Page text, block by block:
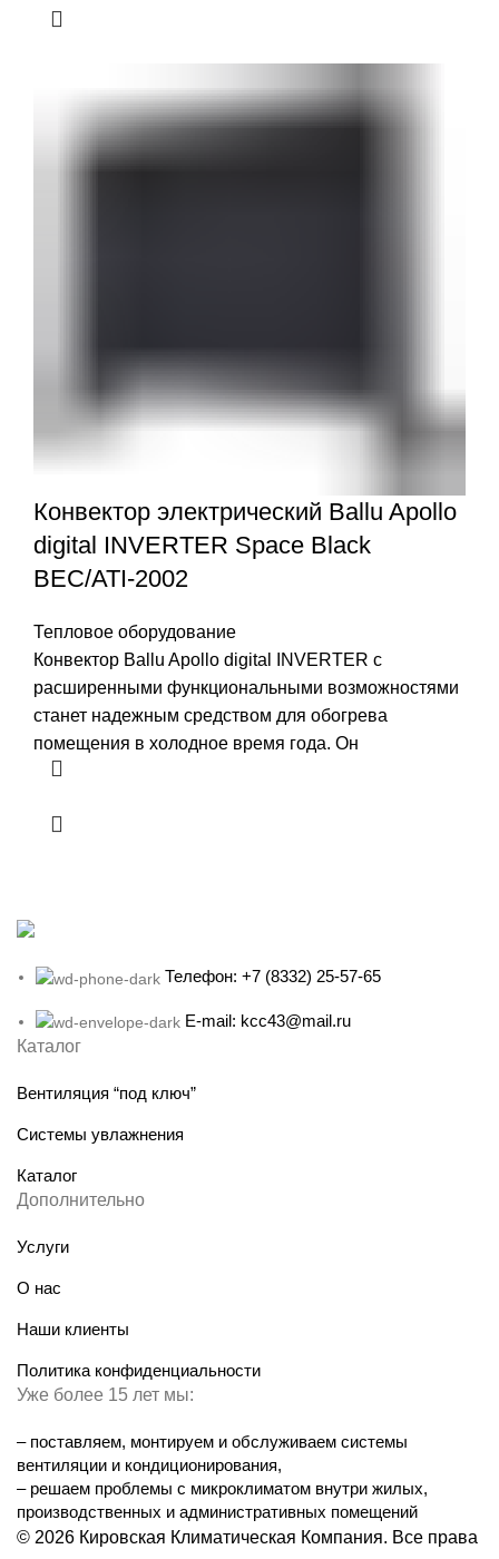
Конвектор электрический Ballu Apollo
digital INVERTER Space Black
BEC/ATI-2002
Тепловое оборудование
Конвектор Ballu Apollo digital INVERTER с
расширенными функциональными возможностями
станет надежным средством для обогрева
помещения в холодное время года. Он
Телефон: +7 (8332) 25-57-65
E-mail: kcc43@mail.ru
Каталог
Вентиляция “под ключ”
Системы увлажнения
Каталог
Дополнительно
Услуги
О нас
Наши клиенты
Политика конфиденциальности
Уже более 15 лет мы:
– поставляем, монтируем и обслуживаем системы
вентиляции и кондиционирования,
– решаем проблемы с микроклиматом внутри жилых,
производственных и административных помещений
© 2026 Кировская Климатическая Компания. Все права